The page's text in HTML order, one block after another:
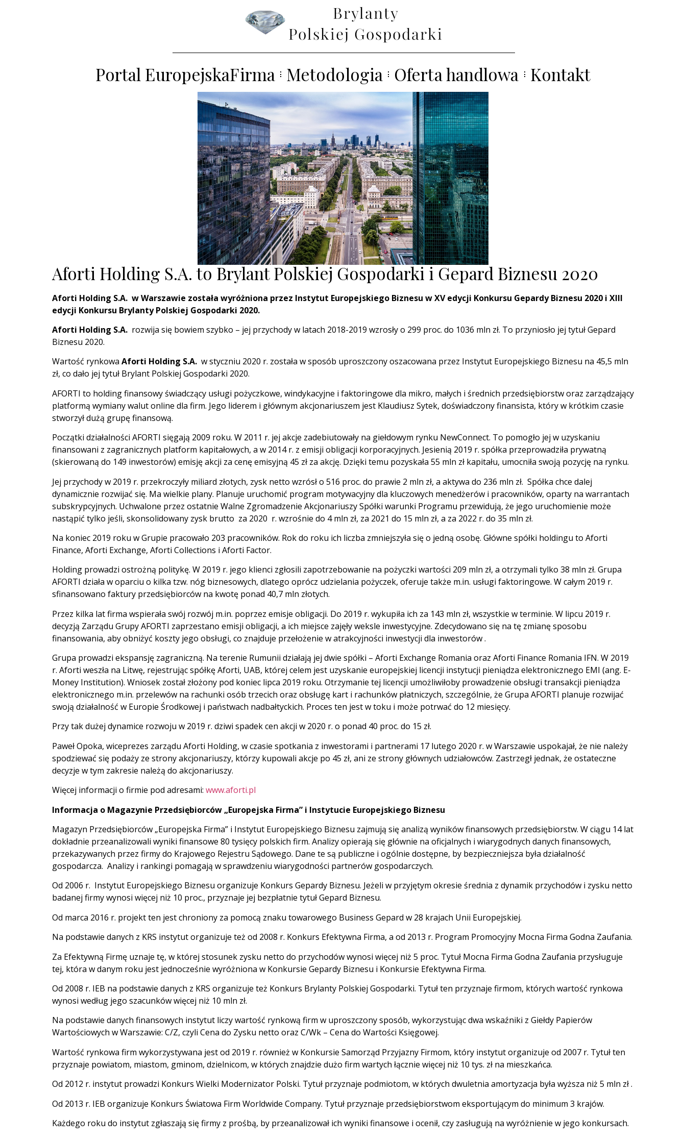
Portal EuropejskaFirma Metodologia Oferta handlowa Kontakt
Aforti Holding S.A. to Brylant Polskiej Gospodarki i Gepard Biznesu 2020
Aforti Holding S.A. w Warszawie została wyróżniona przez Instytut Europejskiego Biznesu w XV edycji Konkursu Gepardy Biznesu 2020 i XIII
edycji Konkursu Brylanty Polskiej Gospodarki 2020.
Aforti Holding S.A. rozwija się bowiem szybko – jej przychody w latach 2018-2019 wzrosły o 299 proc. do 1036 mln zł. To przyniosło jej tytuł Gepard
Biznesu 2020.
Wartość rynkowa Aforti Holding S.A. w styczniu 2020 r. została w sposób uproszczony oszacowana przez Instytut Europejskiego Biznesu na 45,5 mln
zł, co dało jej tytuł Brylant Polskiej Gospodarki 2020.
AFORTI to holding finansowy świadczący usługi pożyczkowe, windykacyjne i faktoringowe dla mikro, małych i średnich przedsiębiorstw oraz zarządzający
platformą wymiany walut online dla firm. Jego liderem i głównym akcjonariuszem jest Klaudiusz Sytek, doświadczony finansista, który w krótkim czasie
stworzył dużą grupę finansową.
Początki działalności AFORTI sięgają 2009 roku. W 2011 r. jej akcje zadebiutowały na giełdowym rynku NewConnect. To pomogło jej w uzyskaniu
finansowani z zagranicznych platform kapitałowych, a w 2014 r. z emisji obligacji korporacyjnych. Jesienią 2019 r. spółka przeprowadziła prywatną
(skierowaną do 149 inwestorów) emisję akcji za cenę emisyjną 45 zł za akcję. Dzięki temu pozyskała 55 mln zł kapitału, umocniła swoją pozycję na rynku.
Jej przychody w 2019 r. przekroczyły miliard złotych, zysk netto wzrósł o 516 proc. do prawie 2 mln zł, a aktywa do 236 mln zł. Spółka chce dalej
dynamicznie rozwijać się. Ma wielkie plany. Planuje uruchomić program motywacyjny dla kluczowych menedżerów i pracowników, oparty na warrantach
subskrypcyjnych. Uchwalone przez ostatnie Walne Zgromadzenie Akcjonariuszy Spółki warunki Programu przewidują, że jego uruchomienie może
nastąpić tylko jeśli, skonsolidowany zysk brutto za 2020 r. wzrośnie do 4 mln zł, za 2021 do 15 mln zł, a za 2022 r. do 35 mln zł.
Na koniec 2019 roku w Grupie pracowało 203 pracowników. Rok do roku ich liczba zmniejszyła się o jedną osobę. Główne spółki holdingu to Aforti
Finance, Aforti Exchange, Aforti Collections i Aforti Factor.
Holding prowadzi ostrożną politykę. W 2019 r. jego klienci zgłosili zapotrzebowanie na pożyczki wartości 209 mln zł, a otrzymali tylko 38 mln zł. Grupa
AFORTI działa w oparciu o kilka tzw. nóg biznesowych, dlatego oprócz udzielania pożyczek, oferuje także m.in. usługi faktoringowe. W całym 2019 r.
sfinansowano faktury przedsiębiorców na kwotę ponad 40,7 mln złotych.
Przez kilka lat firma wspierała swój rozwój m.in. poprzez emisje obligacji. Do 2019 r. wykupiła ich za 143 mln zł, wszystkie w terminie. W lipcu 2019 r.
decyzją Zarządu Grupy AFORTI zaprzestano emisji obligacji, a ich miejsce zajęły weksle inwestycyjne. Zdecydowano się na tę zmianę sposobu
finansowania, aby obniżyć koszty jego obsługi, co znajduje przełożenie w atrakcyjności inwestycji dla inwestorów .
Grupa prowadzi ekspansję zagraniczną. Na terenie Rumunii działają jej dwie spółki – Aforti Exchange Romania oraz Aforti Finance Romania IFN. W 2019
r. Aforti weszła na Litwę, rejestrując spółkę Aforti, UAB, której celem jest uzyskanie europejskiej licencji instytucji pieniądza elektronicznego EMI (ang. E-
Money Institution). Wniosek został złożony pod koniec lipca 2019 roku. Otrzymanie tej licencji umożliwiłoby prowadzenie obsługi transakcji pieniądza
elektronicznego m.in. przelewów na rachunki osób trzecich oraz obsługę kart i rachunków płatniczych, szczególnie, że Grupa AFORTI planuje rozwijać
swoją działalność w Europie Środkowej i państwach nadbałtyckich. Proces ten jest w toku i może potrwać do 12 miesięcy.
Przy tak dużej dynamice rozwoju w 2019 r. dziwi spadek cen akcji w 2020 r. o ponad 40 proc. do 15 zł.
Paweł Opoka, wiceprezes zarządu Aforti Holding, w czasie spotkania z inwestorami i partnerami 17 lutego 2020 r. w Warszawie uspokajał, że nie należy
spodziewać się podaży ze strony akcjonariuszy, którzy kupowali akcje po 45 zł, ani ze strony głównych udziałowców. Zastrzegł jednak, że ostateczne
decyzje w tym zakresie należą do akcjonariuszy.
Więcej informacji o firmie pod adresami: www.aforti.pl
Informacja o Magazynie Przedsiębiorców „Europejska Firma” i Instytucie Europejskiego Biznesu
Magazyn Przedsiębiorców „Europejska Firma” i Instytut Europejskiego Biznesu zajmują się analizą wyników finansowych przedsiębiorstw. W ciągu 14 lat
dokładnie przeanalizowali wyniki finansowe 80 tysięcy polskich firm. Analizy opierają się głównie na oficjalnych i wiarygodnych danych finansowych,
przekazywanych przez firmy do Krajowego Rejestru Sądowego. Dane te są publiczne i ogólnie dostępne, by bezpieczniejsza była działalność
gospodarcza. Analizy i rankingi pomagają w sprawdzeniu wiarygodności partnerów gospodarczych.
Od 2006 r. Instytut Europejskiego Biznesu organizuje Konkurs Gepardy Biznesu. Jeżeli w przyjętym okresie średnia z dynamik przychodów i zysku netto
badanej firmy wynosi więcej niż 10 proc., przyznaje jej bezpłatnie tytuł Gepard Biznesu.
Od marca 2016 r. projekt ten jest chroniony za pomocą znaku towarowego Business Gepard w 28 krajach Unii Europejskiej.
Na podstawie danych z KRS instytut organizuje też od 2008 r. Konkurs Efektywna Firma, a od 2013 r. Program Promocyjny Mocna Firma Godna Zaufania.
Za Efektywną Firmę uznaje tę, w której stosunek zysku netto do przychodów wynosi więcej niż 5 proc. Tytuł Mocna Firma Godna Zaufania przysługuje
tej, która w danym roku jest jednocześnie wyróżniona w Konkursie Gepardy Biznesu i Konkursie Efektywna Firma.
Od 2008 r. IEB na podstawie danych z KRS organizuje też Konkurs Brylanty Polskiej Gospodarki. Tytuł ten przyznaje firmom, których wartość rynkowa
wynosi według jego szacunków więcej niż 10 mln zł.
Na podstawie danych finansowych instytut liczy wartość rynkową firm w uproszczony sposób, wykorzystując dwa wskaźniki z Giełdy Papierów
Wartościowych w Warszawie: C/Z, czyli Cena do Zysku netto oraz C/Wk – Cena do Wartości Księgowej.
Wartość rynkowa firm wykorzystywana jest od 2019 r. również w Konkursie Samorząd Przyjazny Firmom, który instytut organizuje od 2007 r. Tytuł ten
przyznaje powiatom, miastom, gminom, dzielnicom, w których znajdzie dużo firm wartych łącznie więcej niż 10 tys. zł na mieszkańca.
Od 2012 r. instytut prowadzi Konkurs Wielki Modernizator Polski. Tytuł przyznaje podmiotom, w których dwuletnia amortyzacja była wyższa niż 5 mln zł .
Od 2013 r. IEB organizuje Konkurs Światowa Firm Worldwide Company. Tytuł przyznaje przedsiębiorstwom eksportującym do minimum 3 krajów.
Każdego roku do instytut zgłaszają się firmy z prośbą, by przeanalizował ich wyniki finansowe i ocenił, czy zasługują na wyróżnienie w jego konkursach.